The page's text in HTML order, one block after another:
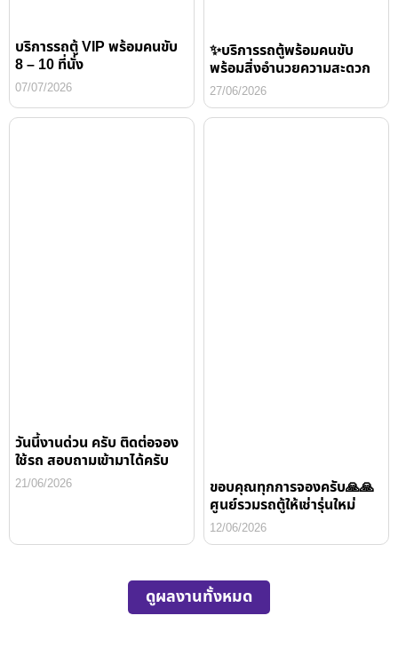
บริการรถตู้ VIP พร้อมคนขับ
8 – 10 ที่นั่ง
07/07/2026
✨บริการรถตู้พร้อมคนขับ
พร้อมสิ่งอำนวยความสะดวก
27/06/2026
วันนี้งานด่วน ครับ ติดต่อจอง
ใช้รถ สอบถามเข้ามาได้ครับ
21/06/2026
ขอบคุณทุกการจองครับ🙏🙏
ศูนย์รวมรถตู้ให้เช่ารุ่นใหม่
12/06/2026
ดูผลงานทั้งหมด